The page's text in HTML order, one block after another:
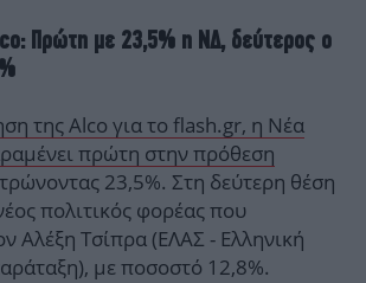
Πρώτη με 23,5% η ΝΔ, δεύτερος ο
της Alco για το flash.gr, η Νέα
πρώτη στην πρόθεση
23,5%. Στη δεύτερη θέση
πολιτικός φορέας που
Αλέξη Τσίπρα (ΕΛΑΣ - Ελληνική
με ποσοστό 12,8%.